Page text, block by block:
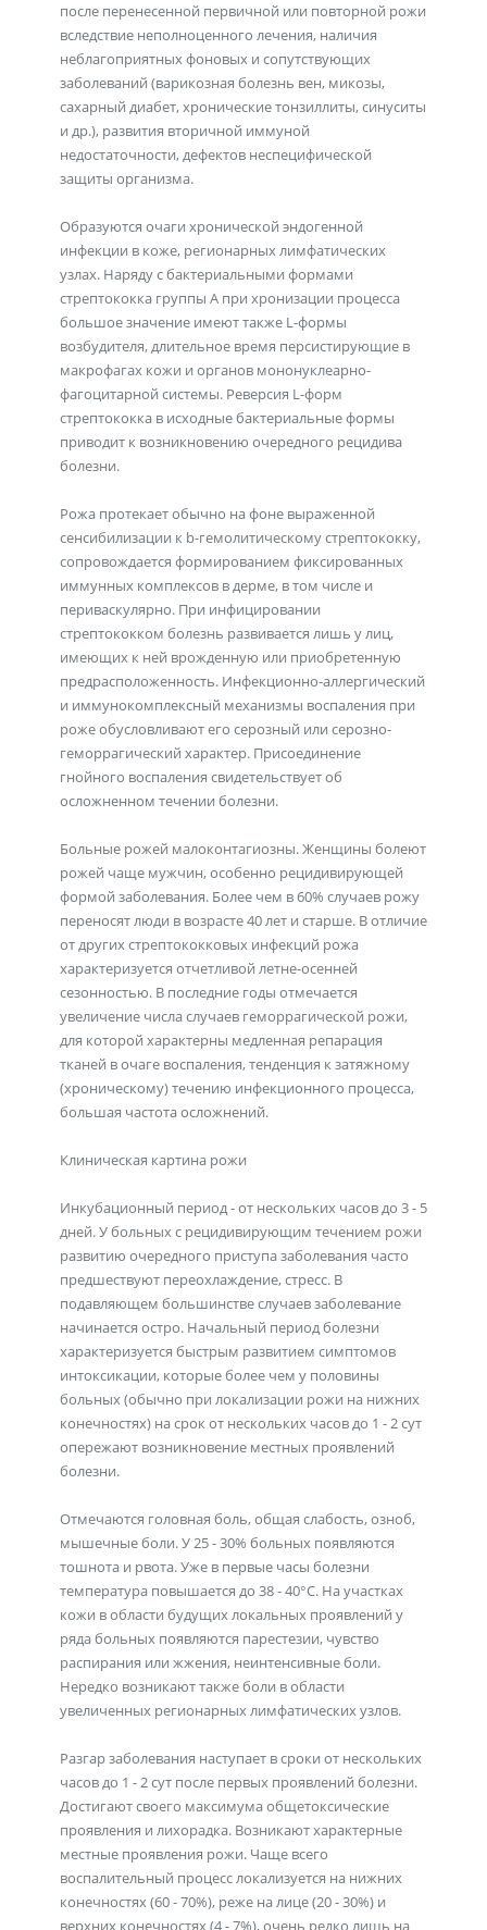
после перенесенной первичной или повторной рожи
вследствие неполноценного лечения, наличия
неблагоприятных фоновых и сопутствующих
заболеваний (варикозная болезнь вен, микозы,
сахарный диабет, хронические тонзиллиты, синуситы
и др.), развития вторичной иммуной
недостаточности, дефектов неспецифической
защиты организма.
Образуются очаги хронической эндогенной
инфекции в коже, регионарных лимфатических
узлах. Наряду с бактериальными формами
стрептококка группы А при хронизации процесса
большое значение имеют также L-формы
возбудителя, длительное время персистирующие в
макрофагах кожи и органов мононуклеарно-
фагоцитарной системы. Реверсия L-форм
стрептококка в исходные бактериальные формы
приводит к возникновению очередного рецидива
болезни.
Рожа протекает обычно на фоне выраженной
сенсибилизации к b-гемолитическому стрептококку,
сопровождается формированием фиксированных
иммунных комплексов в дерме, в том числе и
периваскулярно. При инфицировании
стрептококком болезнь развивается лишь у лиц,
имеющих к ней врожденную или приобретенную
предрасположенность. Инфекционно-аллергический
и иммунокомплексный механизмы воспаления при
роже обусловливают его серозный или серозно-
геморрагический характер. Присоединение
гнойного воспаления свидетельствует об
осложненном течении болезни.
Больные рожей малоконтагиозны. Женщины болеют
рожей чаще мужчин, особенно рецидивирующей
формой заболевания. Более чем в 60% случаев рожу
переносят люди в возрасте 40 лет и старше. В отличие
от других стрептококковых инфекций рожа
характеризуется отчетливой летне-осенней
сезонностью. В последние годы отмечается
увеличение числа случаев геморрагической рожи,
для которой характерны медленная репарация
тканей в очаге воспаления, тенденция к затяжному
(хроническому) течению инфекционного процесса,
большая частота осложнений.
Клиническая картина рожи
Инкубационный период - от нескольких часов до 3 - 5
дней. У больных с рецидивирующим течением рожи
развитию очередного приступа заболевания часто
предшествуют переохлаждение, стресс. В
подавляющем большинстве случаев заболевание
начинается остро. Начальный период болезни
характеризуется быстрым развитием симптомов
интоксикации, которые более чем у половины
больных (обычно при локализации рожи на нижних
конечностях) на срок от нескольких часов до 1 - 2 сут
опережают возникновение местных проявлений
болезни.
Отмечаются головная боль, общая слабость, озноб,
мышечные боли. У 25 - 30% больных появляются
тошнота и рвота. Уже в первые часы болезни
температура повышается до 38 - 40°С. На участках
кожи в области будущих локальных проявлений у
ряда больных появляются парестезии, чувство
распирания или жжения, неинтенсивные боли.
Нередко возникают также боли в области
увеличенных регионарных лимфатических узлов.
Разгар заболевания наступает в сроки от нескольких
часов до 1 - 2 сут после первых проявлений болезни.
Достигают своего максимума общетоксические
проявления и лихорадка. Возникают характерные
местные проявления рожи. Чаще всего
воспалительный процесс локализуется на нижних
конечностях (60 - 70%), реже на лице (20 - 30%) и
верхних конечностях (4 - 7%), очень редко лишь на